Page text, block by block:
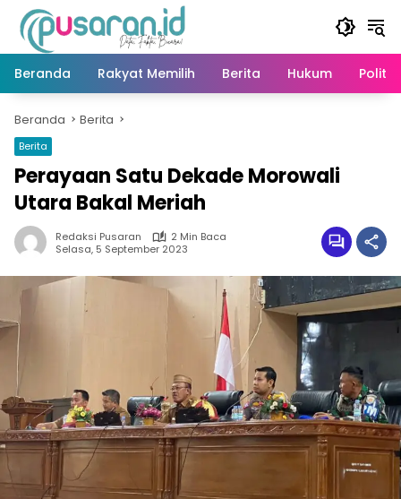
Langsung
konten
Beranda
Rakyat Memilih Berita Hukum Politik
Beranda Berita
Berita
Perayaan Satu Dekade Morowali
Utara Bakal Meriah
Redaksi Pusaran
2 Min Baca
Selasa, 5 September 2023